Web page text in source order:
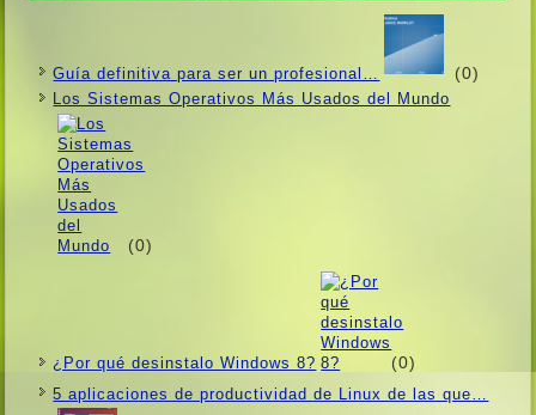
Guí­a definitiva para ser un profesional… (0)
Los Sistemas Operativos Más Usados ​​del Mundo
(0)
¿Por qué desinstalo Windows 8? (0)
5 aplicaciones de productividad de Linux de las que…